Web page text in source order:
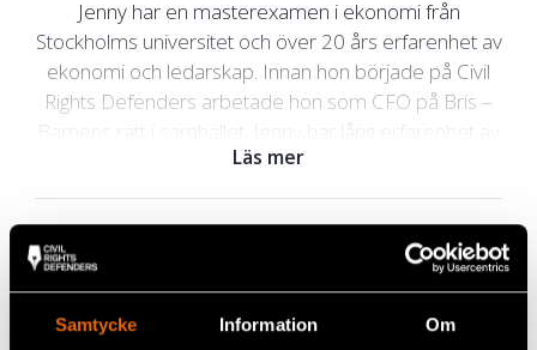
Samtycke Information Om
Jenny har en masterexamen i ekonomi från
Stockholms universitet och över 20 års erfarenhet av
ekonomi och ledarskap. Innan hon började på Civil
Rights Defenders arbetade hon som CFO på Bris –
Barnens rätt i samhället. Jenny har lång erfarenhet av
att sitta i ledningsgrupper och har gedigen erfarenhet
från civilsamhället. Hon har tidigare haft ledande
befattningar på WaterAid och Brukarkooperativet
JAG samt arbetat som revisor på PwC.
Läs mer
Avdelningschefer
Vårt programarbete utförs och samordnas inom